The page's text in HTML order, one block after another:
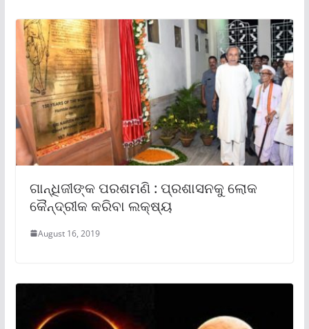
ଗାନ୍ଧିଜୀଙ୍କ ପରଶମଣି : ପ୍ରଶାସନକୁ ଲୋକ
କୈନ୍ଦ୍ରୀକ କରିବା ଲକ୍ଷ୍ୟ
August 16, 2019